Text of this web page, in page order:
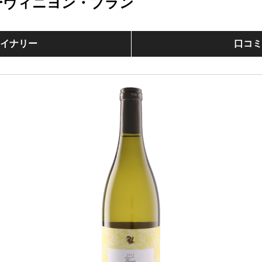
ナリー 口コミ